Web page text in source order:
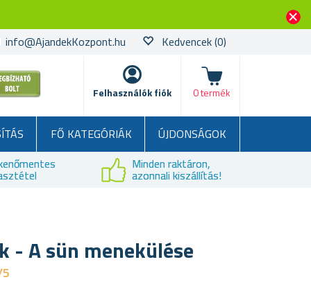
info@AjandekKozpont.hu Kedvencek(0)
Felhasználók fiók
kosár
0 termék
FŐ KATEGÓRIÁK
ÚJDONSÁGOK
Minden raktáron,
azonnali kiszállítás!
- A sün menekülése